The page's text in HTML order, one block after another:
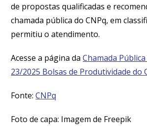
de propostas qualificadas e
chamada pública do CNPq, em
permitiu o atendimento.
Acesse a página daChamada Pública
23/2025 Bolsas de Produtividade do
Fonte:CNPq
Foto de capa: Imagem de Freepik